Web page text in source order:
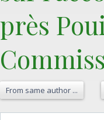
près
From same author ...